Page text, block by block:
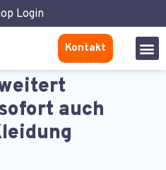
Login
Kontakt
auch